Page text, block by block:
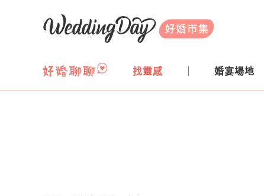
WeddingDay 好婚市集
找靈感 婚宴場地